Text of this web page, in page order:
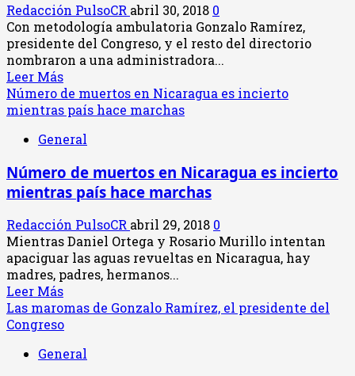
cuidando
sobrinos”
Redacción PulsoCR abril 30, 2018 0
Con metodología ambulatoria Gonzalo Ramírez,
presidente del Congreso, y el resto del directorio
nombraron a una administradora...
Leer MásLeer
más
acerca
Directorio
nombra
administradora
médico
del
Congreso
Número de muertos en Nicaragua es incierto
mientras país hace marchas
General
Número de muertos en Nicaragua es incierto
mientras país hace marchas
Redacción PulsoCR abril 29, 2018 0
Mientras Daniel Ortega y Rosario Murillo intentan
apaciguar las aguas revueltas en Nicaragua, hay
madres, padres, hermanos...
Leer MásLeer
más
acerca
Número
Las maromas de Gonzalo Ramírez, el presidente del
Congreso
General